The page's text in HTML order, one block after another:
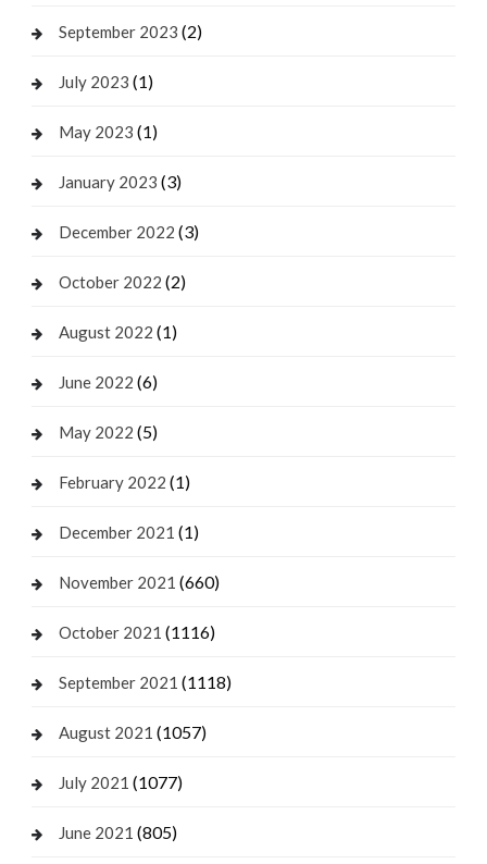
September 2023 (2)
July 2023 (1)
May 2023 (1)
January 2023 (3)
December 2022 (3)
October 2022 (2)
August 2022 (1)
June 2022 (6)
May 2022 (5)
February 2022 (1)
December 2021 (1)
November 2021 (660)
October 2021 (1116)
September 2021 (1118)
August 2021 (1057)
July 2021 (1077)
June 2021 (805)